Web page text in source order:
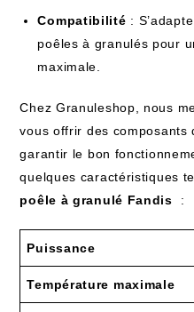
Compatibilité :
poêles à granulés pour
maximale.
Chez Granuleshop, nous
vous offrir des composants
garantir le bon
quelques caractéristiques
poêle à granulé Fandis ‍ :
Puissance
Température maximale